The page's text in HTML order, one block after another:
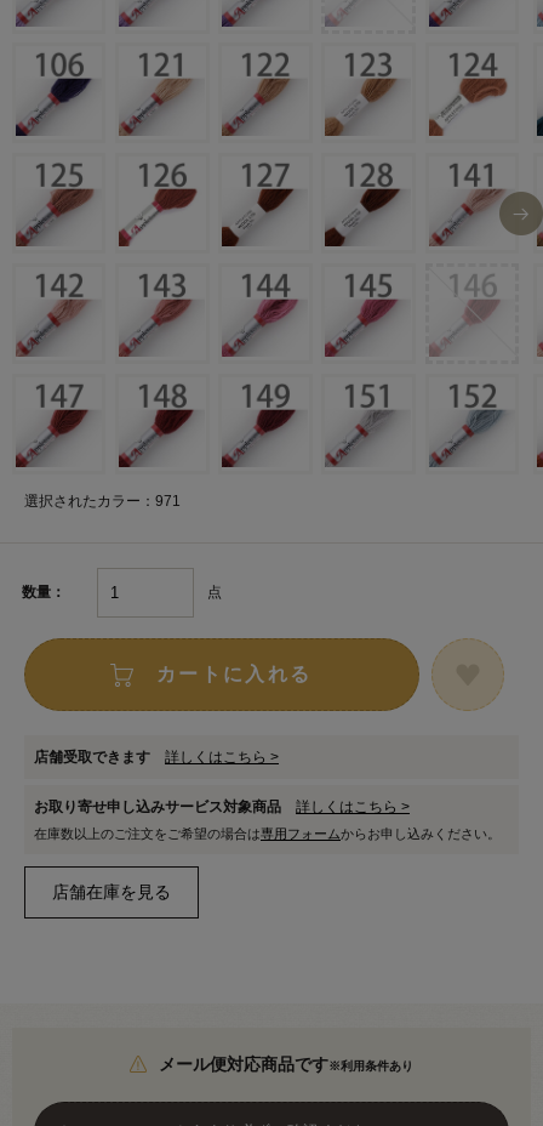
選択されたカラー：971
数量： 点
カートに入れる
店舗受取できます 詳しくはこちら >
お取り寄せ申し込みサービス対象商品 詳しくはこちら >
在庫数以上のご注文をご希望の場合は専用フォームからお申し込みください。
メール便対応商品です※利用条件あり